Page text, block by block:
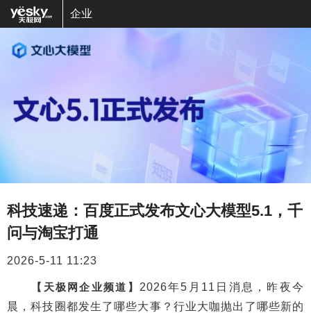
企业
科技速递：百度正式发布文心大模型5.1，千
问与淘宝打通
2026-5-11 11:23
【天极网企业频道】 2026年5月11日消息，昨夜今
晨，科技圈都发生了哪些大事？行业大咖抛出了哪些新的